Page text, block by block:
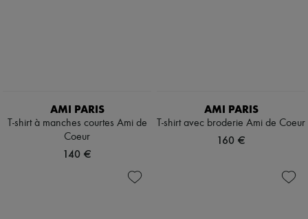
AMI PARIS
T-shirt à manches courtes Ami de
Coeur
140 €
AMI PARIS
T-shirt avec broderie Ami de Coeur
160 €